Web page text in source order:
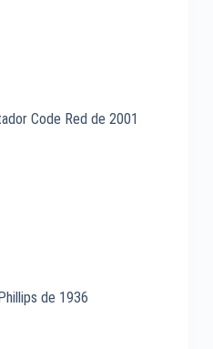
Code Red de 2001
de 1936